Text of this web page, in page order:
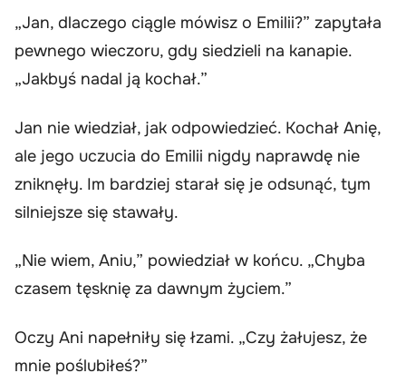
„Jan, dlaczego ciągle mówisz o Emilii?” zapytała
pewnego wieczoru, gdy siedzieli na kanapie.
„Jakbyś nadal ją kochał.”
Jan nie wiedział, jak odpowiedzieć. Kochał Anię,
ale jego uczucia do Emilii nigdy naprawdę nie
zniknęły. Im bardziej starał się je odsunąć, tym
silniejsze się stawały.
„Nie wiem, Aniu,” powiedział w końcu. „Chyba
czasem tęsknię za dawnym życiem.”
Oczy Ani napełniły się łzami. „Czy żałujesz, że
mnie poślubiłeś?”